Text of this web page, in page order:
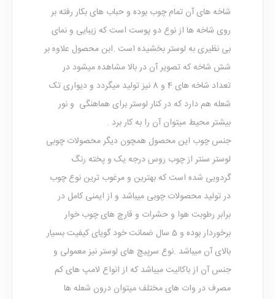
شاخه های آن تمام چوب بوده و حباب های بکار رفته بر
روی شاخه ها از نوع دو پوست است که زیبایی و نمای
بی نظیری به لوستر بخشیده است .ابن محصول علاوه بر
شش شاخه که تصویر آن در بالا مشاهده میشود در
تعداد شاخه های 4 و 8 نیز تولید میگردد و دیواری تک
شعله هم دارد که در کنار لوستر برای هماهنگی و نور
بیشتر محیط میتوان آن را به کار برد .
جنس چوب این محصول همچون دیگر محصولات چوبی
لوستر سنتر از چوب روس درجه یک و پخته رنگ
گردویی شده است که بهترین و مرغوب ترین نوع چوب
در تولید محصولات چوبی میباشد و از ایمنی کامل در
برابر رطوبت هوا و حشرات و قارچ های چوب خوار
برخوردار بوده و 5 سال ضمانت خود گویای کیفیت بسیار
بالای آن میباشد .نوع سرپیچ های لوستر نیز معمولی و
جنس آن از باکالیت میباشد که از انواع لامپ های کم
مصرف در وات های مختلف میتوان درون شعله ها